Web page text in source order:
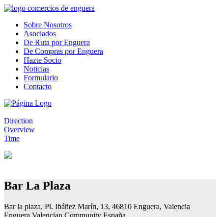
Sobre Nosotros
Asociados
De Ruta por Enguera
De Compras por Enguera
Hazte Socio
Noticias
Formulario
Contacto
Direction
Overview
Time
Bar La Plaza
Bar la plaza, Pl. Ibáñez Marín, 13, 46810 Enguera, Valencia
Enguera Valencian Community España